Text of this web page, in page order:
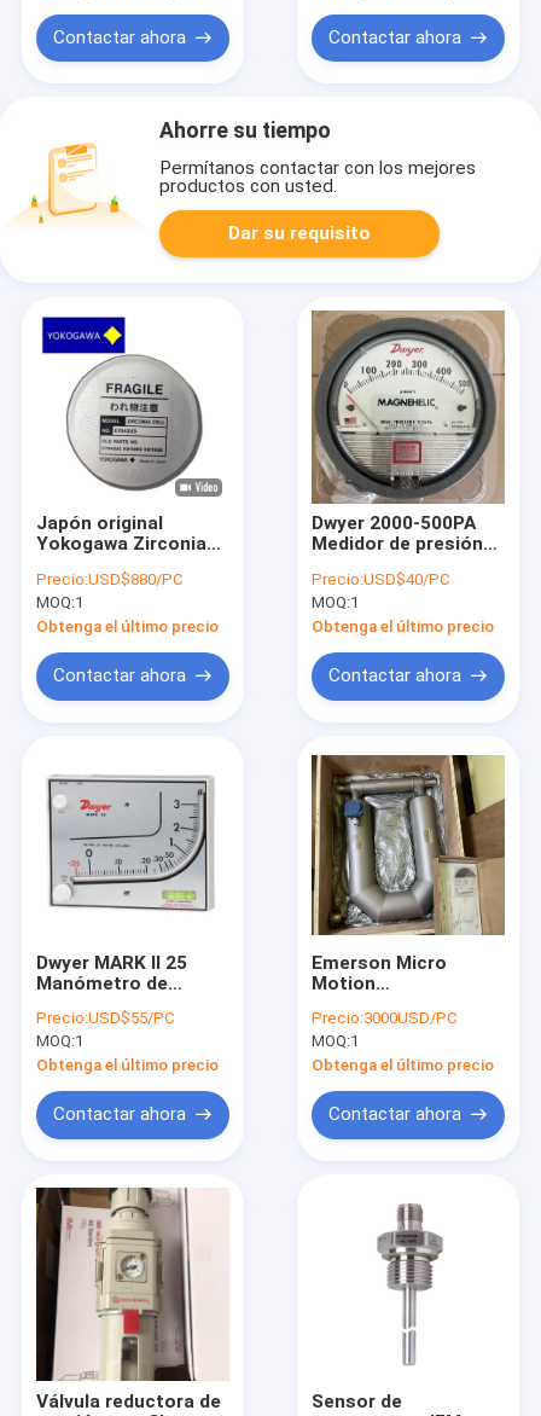
Hogar
Productos
Sobre nosotros
Contactar ahora Contactar ahora
Ahorre su tiempo
Permítanos contactar con los mejores
productos con usted.
Dar su requisito
Japón original
Yokogawa Zirconia
analizador de
oxígeno de zirconia
ZR22G En stock
Precio:USD$880/PC
MOQ:1
Obtenga el último precio
Contactar ahora
Dwyer 2000-500PA
Medidor de presión
magnéhelico 0-500pa
0-750pa 0-1000pa
Precio:USD$40/PC
MOQ:1
Obtenga el último precio
Contactar ahora
Dwyer MARK II 25
Manómetro de
lleno de líquido 0-3
"w.c., Dwyer de
calibre rojo
Manómetro de
plástico moldeado
Precio:USD$55/PC
MOQ:1
Obtenga el último precio
Contactar ahora
Emerson Micro
Motion
CMF300 Flujo de
masa Emerson
medidor de flujo
coriolis cmf 300
Precio:3000USD/PC
MOQ:1
Obtenga el último precio
Contactar ahora
Válvula reductora de
Sensor de